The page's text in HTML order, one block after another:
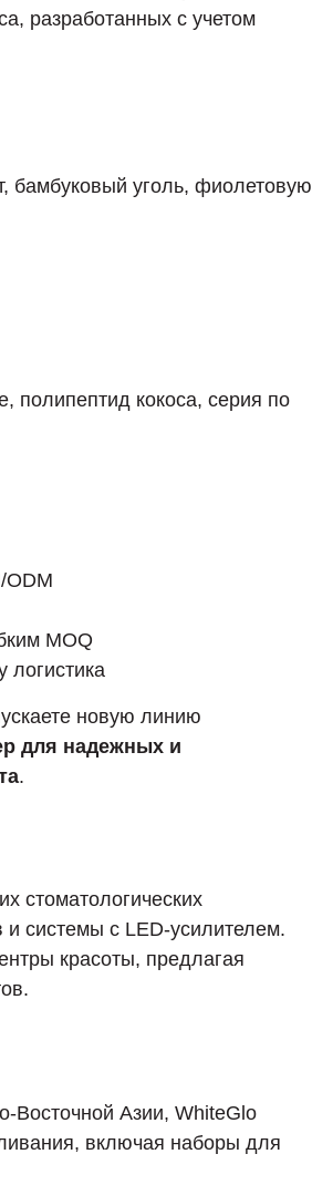
разработанных с учетом
бамбуковый уголь, фиолетовую
полипептид кокоса, серия по
ODM
MOQ
логистика
новую линию
для надежных и
.
стоматологических
системы с LED-усилителем.
красоты, предлагая
Азии, WhiteGlo
включая наборы для